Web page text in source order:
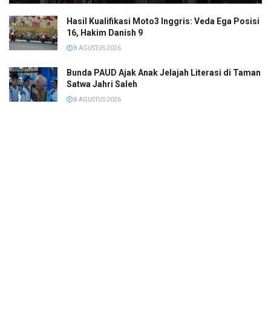
Hasil Kualifikasi Moto3 Inggris: Veda Ega Posisi
16, Hakim Danish 9
8 AGUSTUS 2026
Bunda PAUD Ajak Anak Jelajah Literasi di Taman
Satwa Jahri Saleh
8 AGUSTUS 2026